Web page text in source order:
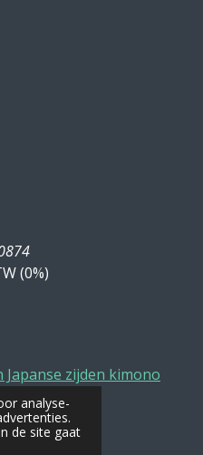
analyse-
de site gaat
(0%)
zijden kimono